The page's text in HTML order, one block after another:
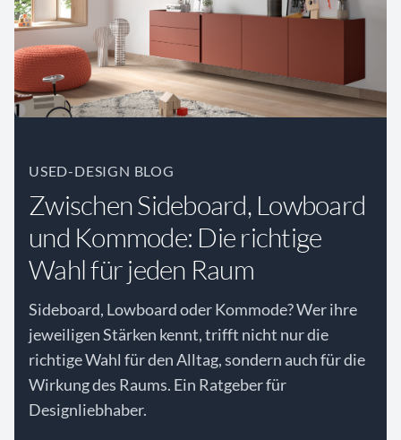
USED-DESIGN BLOG
Zwischen Sideboard, Lowboard
und Kommode: Die richtige
Wahl für jeden Raum
Sideboard, Lowboard oder Kommode? Wer ihre
jeweiligen Stärken kennt, trifft nicht nur die
richtige Wahl für den Alltag, sondern auch für die
Wirkung des Raums. Ein Ratgeber für
Designliebhaber.